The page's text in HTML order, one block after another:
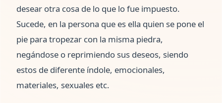
desear otra cosa de lo que lo fue impuesto.
Sucede, en la persona que es ella quien se pone el
pie para tropezar con la misma piedra,
negándose o reprimiendo sus deseos, siendo
estos de diferente índole, emocionales,
materiales, sexuales etc.